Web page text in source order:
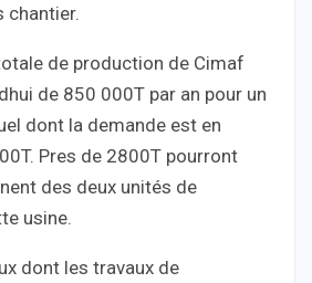
chantier.
de production de Cimaf
de 850 000T par an pour un
dont la demande est en
Pres de 2800T pourront
des deux unités de
usine.
dont les travaux de